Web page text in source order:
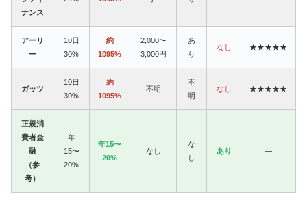
ナンス
アーリ
ー
10日
30%
約
1095%
2,000〜
3,000円
あ
り
なし ★★★★★
ガッツ
10日
30%
約
1095%
不明
不
明
なし ★★★★★
正規消
費者金
融
（参
考）
年
15〜
20%
年15〜
20%
なし
な
し
あり —